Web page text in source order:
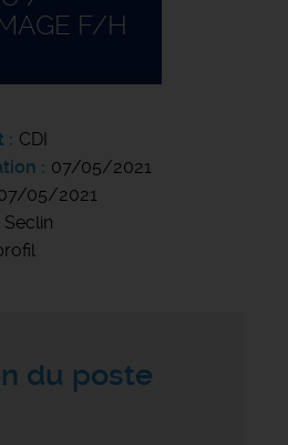
F/H
CDI
07/05/2021
05/2021
Seclin
du poste